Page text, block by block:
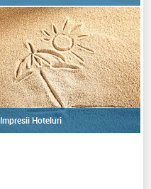
Impresii Hoteluri